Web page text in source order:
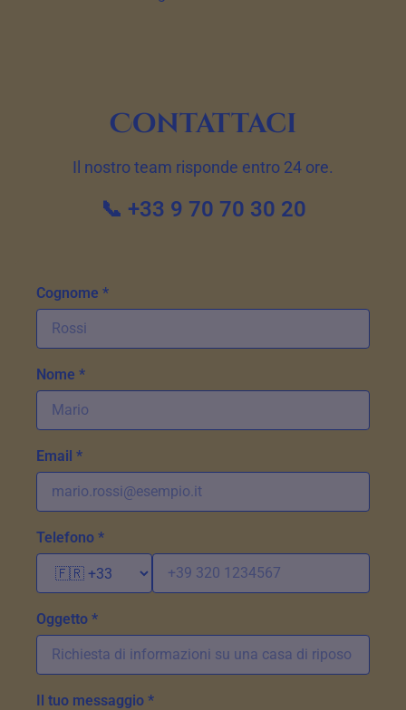
Contattaci
Il nostro team risponde entro 24 ore.
📞 +33 9 70 70 30 20
Cognome *
Nome *
Email *
Telefono *
Oggetto *
Il tuo messaggio *